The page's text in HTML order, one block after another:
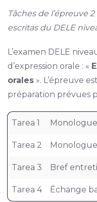
Tâches de l’épreuve
escritas du DELE
L’examen DELE
d’expression orale : «
orales». L’épreuve
préparation prévues
Tarea 1
Tarea 2
Tarea 3 Bref
Tarea 4 Échange